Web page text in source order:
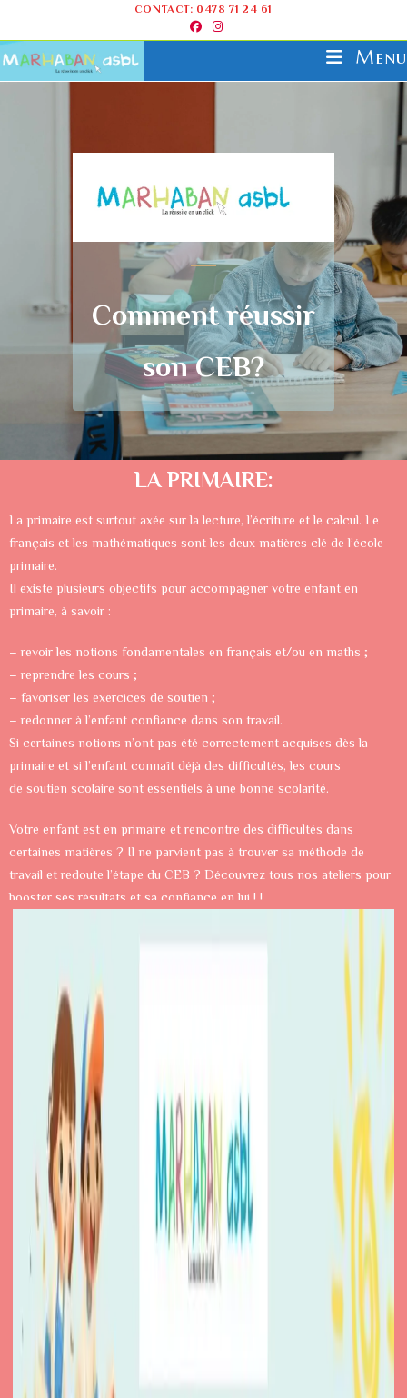
CONTACT: 0478 71 24 61
Menu
Comment réussir
son CEB?
LA PRIMAIRE:
La primaire est surtout axée sur la lecture, l’écriture et le calcul. Le
français et les mathématiques sont les deux matières clé de l’école
primaire.
Il existe plusieurs objectifs pour accompagner votre enfant en
primaire, à savoir :
– revoir les notions fondamentales en français et/ou en maths ;
– reprendre les cours ;
– favoriser les exercices de soutien ;
– redonner à l’enfant confiance dans son travail.
Si certaines notions n’ont pas été correctement acquises dès la
primaire et si l’enfant connaît déjà des difficultés, les cours
de soutien scolaire sont essentiels à une bonne scolarité.
Votre enfant est en primaire et rencontre des difficultés dans
certaines matières ? Il ne parvient pas à trouver sa méthode de
travail et redoute l’étape du CEB ? Découvrez tous nos ateliers pour
booster ses résultats et sa confiance en lui ! !